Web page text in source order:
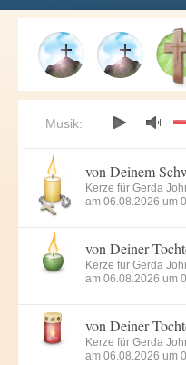
Musik:
von Deinem
Kerze für Gerda
am 06.08.2026 um
von Deiner
Kerze für Gerda
am 06.08.2026 um
von Deiner
Kerze für Gerda
am 06.08.2026 um